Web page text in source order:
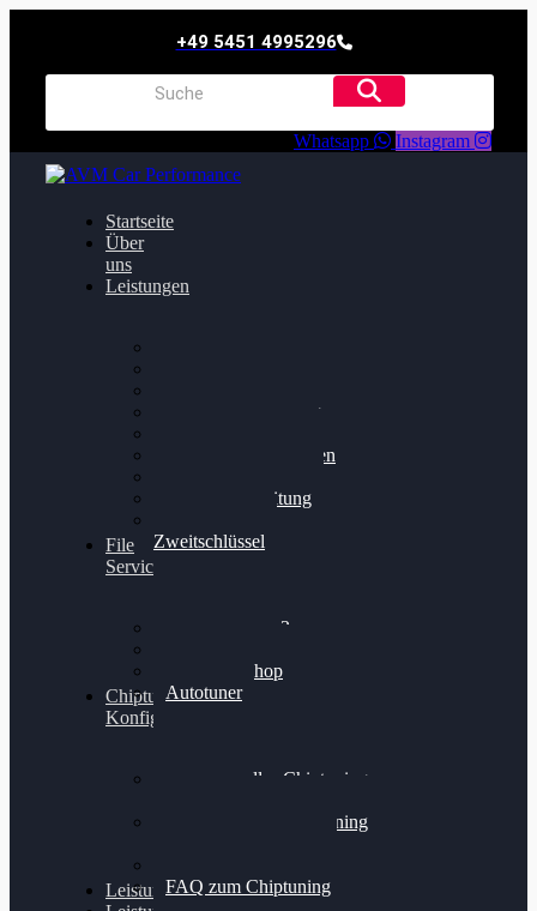
+49 5451 4995296
Whatsapp Instagram
Startseite
Über
uns
Leistungen
Getriebeoptimierung
Bremsscheiben planen
Felgenaufbereitung
Zweitschlüssel
File
Service
Alientech Kess3
Alientech Shop
Autotuner
Chiptuning
Konfigurator
Professionelles Chiptuning
Professionelles Chiptuning
FAQ zum Chiptuning
Leistungsmessung